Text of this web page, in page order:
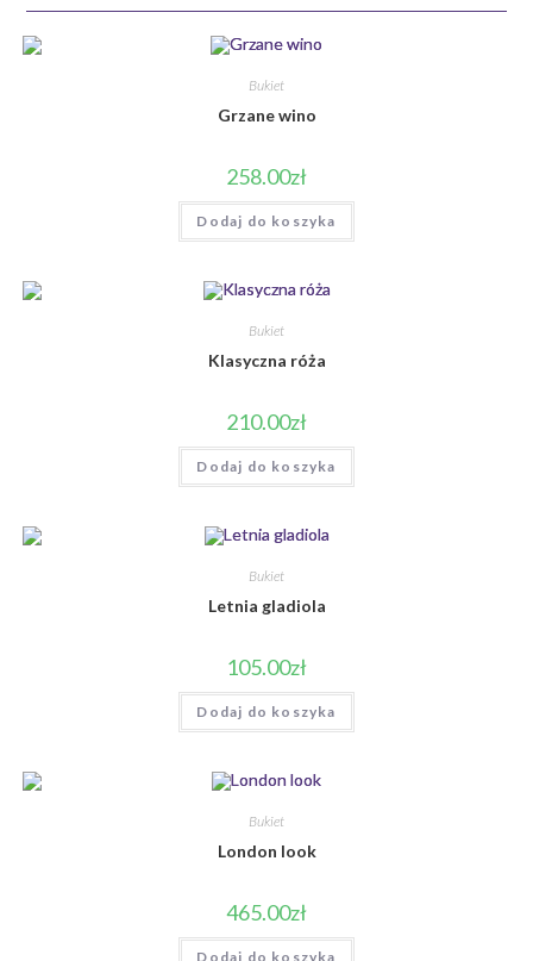
Bukiet
Grzane wino
258.00zł
Dodaj do koszyka
Bukiet
Klasyczna róża
210.00zł
Dodaj do koszyka
Bukiet
Letnia gladiola
105.00zł
Dodaj do koszyka
Bukiet
London look
465.00zł
Dodaj do koszyka